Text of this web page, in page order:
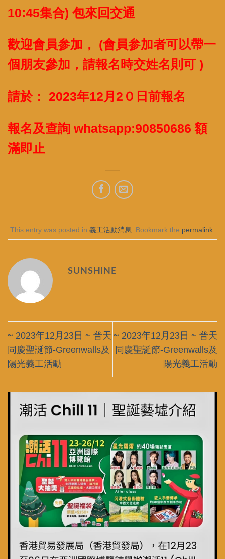
10:45集合) 包來回交通
歡迎會員参加， (會員参加者可以帶一
個朋友參加，請報名時交姓名則可 )
請於： 2023年12月2０日前報名
報名及查詢 whatsapp:90850686 額
滿即止
This entry was posted in 義工活動消息 . Bookmark the permalink
SUNSHINE
~ 2023年12月23日 ~ 普天
同慶聖誕節-Greenwalls及
陽光義工活動
~ 2023年12月23日 ~ 普天
同慶聖誕節-Greenwalls及
陽光義工活動